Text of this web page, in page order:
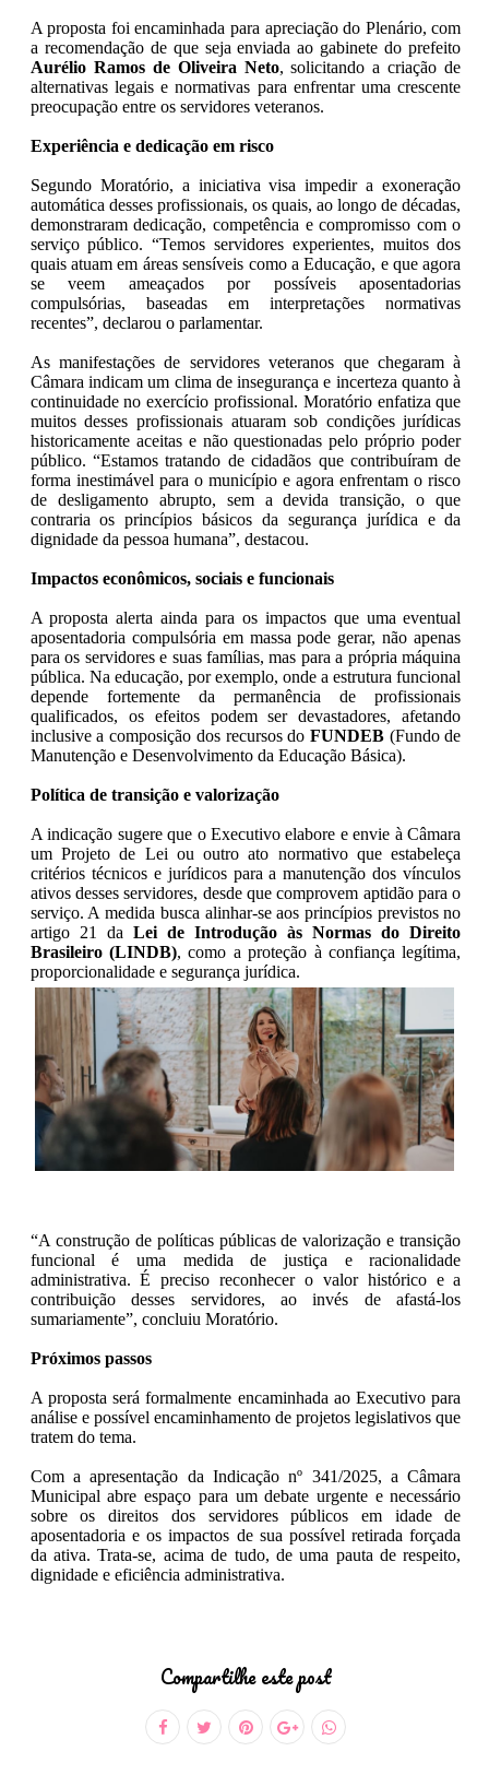
A proposta foi encaminhada para apreciação do Plenário, com
a recomendação de que seja enviada ao gabinete do prefeito
Aurélio Ramos de Oliveira Neto, solicitando a criação de
alternativas legais e normativas para enfrentar uma crescente
preocupação entre os servidores veteranos.
Experiência e dedicação em risco
Segundo Moratório, a iniciativa visa impedir a exoneração
automática desses profissionais, os quais, ao longo de décadas,
demonstraram dedicação, competência e compromisso com o
serviço público. “Temos servidores experientes, muitos dos
quais atuam em áreas sensíveis como a Educação, e que agora
se veem ameaçados por possíveis aposentadorias
compulsórias, baseadas em interpretações normativas
recentes”, declarou o parlamentar.
As manifestações de servidores veteranos que chegaram à
Câmara indicam um clima de insegurança e incerteza quanto à
continuidade no exercício profissional. Moratório enfatiza que
muitos desses profissionais atuaram sob condições jurídicas
historicamente aceitas e não questionadas pelo próprio poder
público. “Estamos tratando de cidadãos que contribuíram de
forma inestimável para o município e agora enfrentam o risco
de desligamento abrupto, sem a devida transição, o que
contraria os princípios básicos da segurança jurídica e da
dignidade da pessoa humana”, destacou.
Impactos econômicos, sociais e funcionais
A proposta alerta ainda para os impactos que uma eventual
aposentadoria compulsória em massa pode gerar, não apenas
para os servidores e suas famílias, mas para a própria máquina
pública. Na educação, por exemplo, onde a estrutura funcional
depende fortemente da permanência de profissionais
qualificados, os efeitos podem ser devastadores, afetando
inclusive a composição dos recursos do FUNDEB(Fundo de
Manutenção e Desenvolvimento da Educação Básica).
Política de transição e valorização
A indicação sugere que o Executivo elabore e envie à Câmara
um Projeto de Lei ou outro ato normativo que estabeleça
critérios técnicos e jurídicos para a manutenção dos vínculos
ativos desses servidores, desde que comprovem aptidão para o
serviço. A medida busca alinhar-se aos princípios previstos no
artigo 21 da Lei de Introdução às Normas do Direito
Brasileiro (LINDB), como a proteção à confiança legítima,
proporcionalidade e segurança jurídica.
“A construção de políticas públicas de valorização e transição
funcional é uma medida de justiça e racionalidade
administrativa. É preciso reconhecer o valor histórico e a
contribuição desses servidores, ao invés de afastá-los
sumariamente”, concluiu Moratório.
Próximos passos
A proposta será formalmente encaminhada ao Executivo para
análise e possível encaminhamento de projetos legislativos que
tratem do tema.
Com a apresentação da Indicação nº 341/2025, a Câmara
Municipal abre espaço para um debate urgente e necessário
sobre os direitos dos servidores públicos em idade de
aposentadoria e os impactos de sua possível retirada forçada
da ativa. Trata-se, acima de tudo, de uma pauta de respeito,
dignidade e eficiência administrativa.
Compartilhe este post